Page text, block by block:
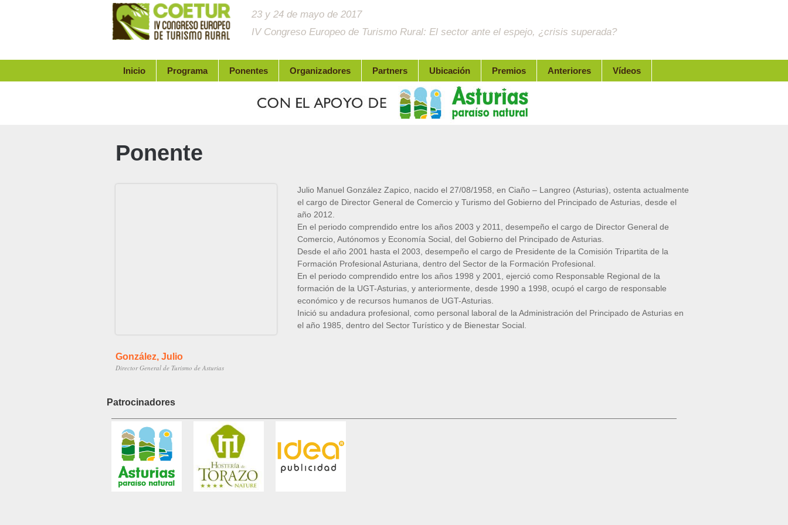
23 y 24 de mayo de 2017
IV Congreso Europeo de Turismo Rural: El sector ante el espejo, ¿crisis superada?
Inicio Programa Ponentes Organizadores Partners Ubicación Premios Anteriores Vídeos
Ponente
González, Julio
Director General de Turismo de Asturias
Julio Manuel González Zapico, nacido el 27/08/1958, en Ciaño – Langreo (Asturias), ostenta actualmente
el cargo de Director General de Comercio y Turismo del Gobierno del Principado de Asturias, desde el
año 2012.
En el periodo comprendido entre los años 2003 y 2011, desempeño el cargo de Director General de
Comercio, Autónomos y Economía Social, del Gobierno del Principado de Asturias.
Desde el año 2001 hasta el 2003, desempeño el cargo de Presidente de la Comisión Tripartita de la
Formación Profesional Asturiana, dentro del Sector de la Formación Profesional.
En el periodo comprendido entre los años 1998 y 2001, ejerció como Responsable Regional de la
formación de la UGT-Asturias, y anteriormente, desde 1990 a 1998, ocupó el cargo de responsable
económico y de recursos humanos de UGT-Asturias.
Inició su andadura profesional, como personal laboral de la Administración del Principado de Asturias en
el año 1985, dentro del Sector Turístico y de Bienestar Social.
Patrocinadores